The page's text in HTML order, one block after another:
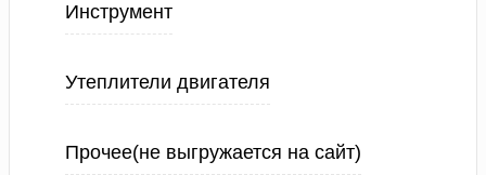
Инструмент
Утеплители двигателя
Прочее(не выгружается на сайт)